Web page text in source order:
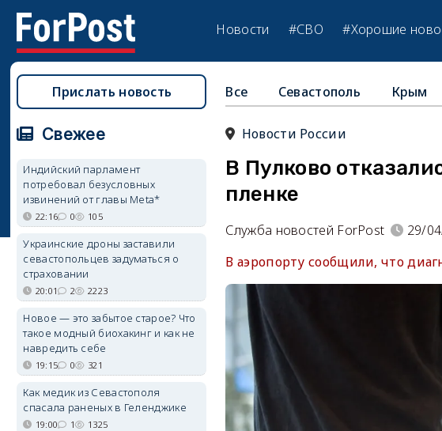
Новости #СВО #Хорошие
Все Севастополь Крым
Новости России
В Пулково
пленке
Служба новостей ForPost
29/
В аэропорту сообщили, что
Прислать новость
Свежее
Индийский парламент
потребовал безусловных
извинений от главы Meta*
22:16 0 105
Украинские дроны заставили
севастопольцев задуматься о
страховании
20:01 2 2223
Новое — это забытое старое? Что
такое модный биохакинг и как не
навредить себе
19:15 0 321
Как медик из Севастополя
спасала раненых в Геленджике
19:00 1 1325